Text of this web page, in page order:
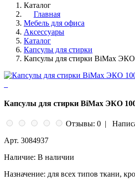
Каталог
Главная
Мебель для офиса
Аксессуары
Каталог
Капсулы для стирки
Капсулы для стирки BiMax
Капсулы для стирки BiMax ЭКО
Отзывы: 0 |
Арт. 3084937
Наличие: В наличии
Назначение: для всех типов ткани,